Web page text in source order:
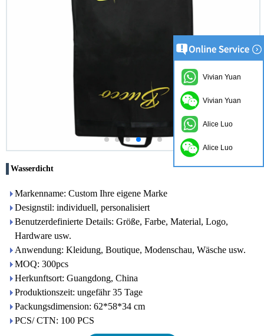
Wasserdicht
Markenname: Custom Ihre eigene Marke
Designstil: individuell, personalisiert
Benutzerdefinierte Details: Größe, Farbe, Material, Logo,
Hardware usw.
Anwendung: Kleidung, Boutique, Modenschau, Wäsche usw.
MOQ: 300pcs
Herkunftsort: Guangdong, China
Produktionszeit: ungefähr 35 Tage
Packungsdimension: 62*58*34 cm
PCS/ CTN: 100 PCS
Vivian Yuan
Vivian Yuan
Alice Luo
Alice Luo